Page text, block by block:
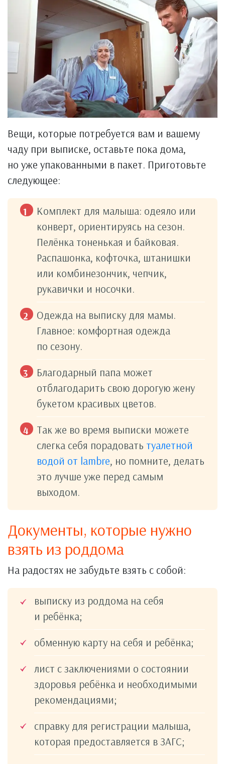
Вещи, которые потребуется вам и вашему
чаду при выписке, оставьте пока дома,
но уже упакованными в пакет. Приготовьте
следующее:
Комплект для малыша: одеяло или
конверт, ориентируясь на сезон.
Пелёнка тоненькая и байковая.
Распашонка, кофточка, штанишки
или комбинезончик, чепчик,
рукавички и носочки.
Одежда на выписку для мамы.
Главное: комфортная одежда
по сезону.
Благодарный папа может
отблагодарить свою дорогую жену
букетом красивых цветов.
Так же во время выписки можете
слегка себя порадовать туалетной
водой от lambre, но помните, делать
это лучше уже перед самым
выходом.
Документы, которые нужно
взять из роддома
На радостях не забудьте взять с собой:
выписку из роддома на себя
и ребёнка;
обменную карту на себя и ребёнка;
лист с заключениями о состоянии
здоровья ребёнка и необходимыми
рекомендациями;
справку для регистрации малыша,
которая предоставляется в ЗАГС;